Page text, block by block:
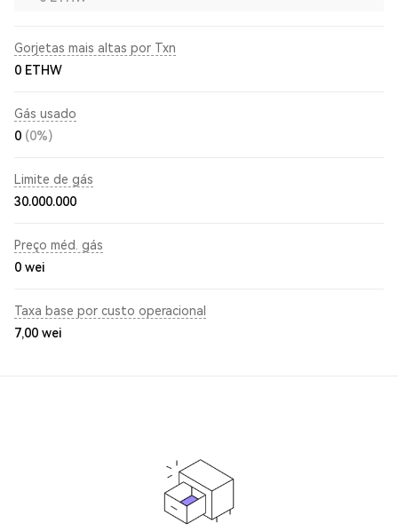
Gorjetas mais altas por Txn
0 ETHW
Gás usado
0 (0%)
Limite de gás
30.000.000
Preço méd. gás
0 wei
Taxa base por custo operacional
7,00 wei